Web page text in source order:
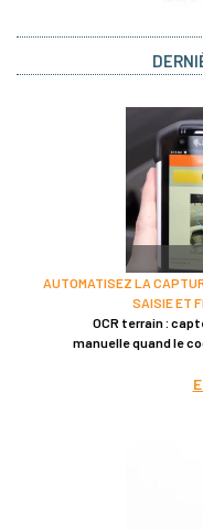
AUTOMATISEZ LA
SAISIE ET
OCR terrain :
manuelle quand le